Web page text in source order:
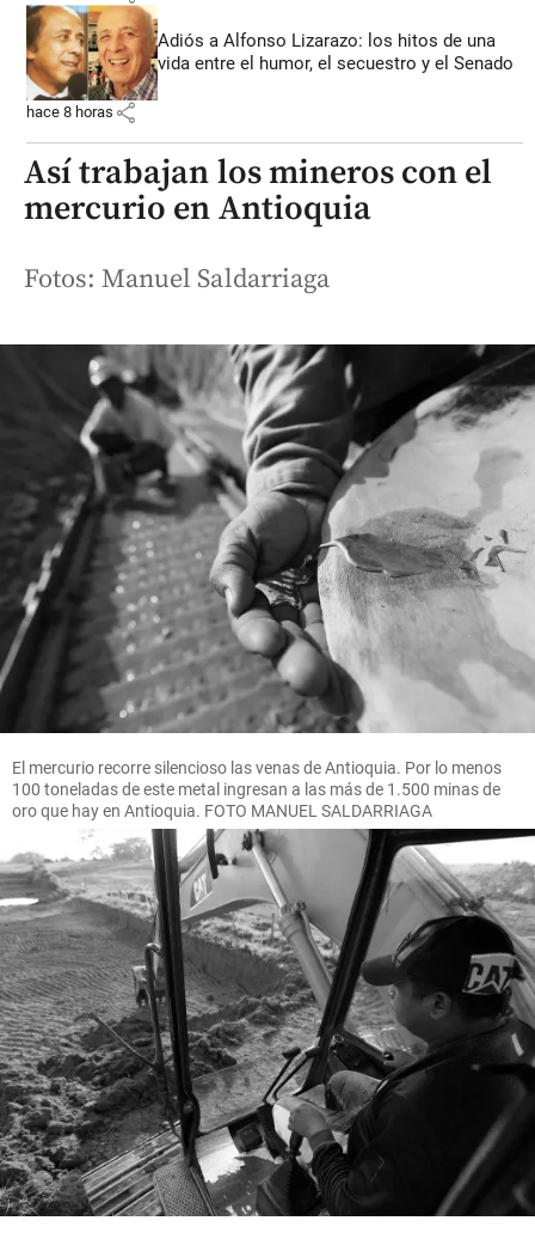
Adiós a Alfonso Lizarazo: los hitos de una
vida entre el humor, el secuestro y el Senado
hace 8 horas share
Así trabajan los mineros con el
mercurio en Antioquia
Fotos: Manuel Saldarriaga
El mercurio recorre silencioso las venas de Antioquia. Por lo menos
100 toneladas de este metal ingresan a las más de 1.500 minas de
oro que hay en Antioquia. FOTO MANUEL SALDARRIAGA